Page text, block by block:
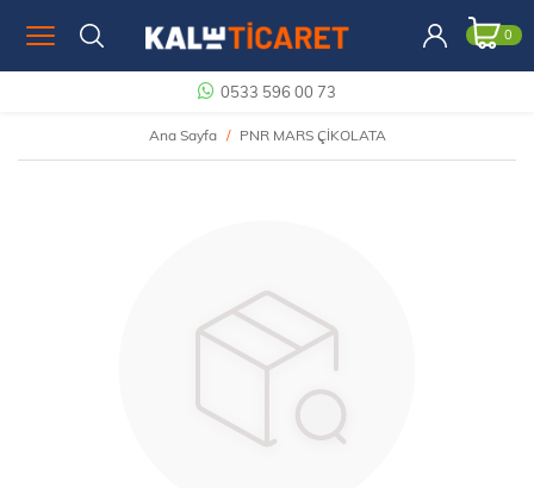
0
0533 596 00 73
Ana Sayfa PNR MARS ÇİKOLATA